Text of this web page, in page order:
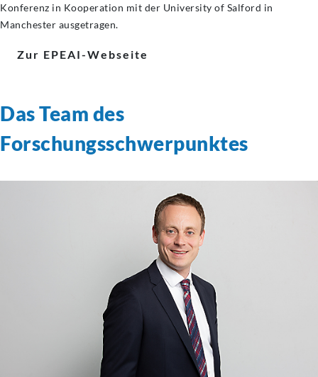
Konferenz in Kooperation mit der University of Salford in
Manchester ausgetragen.
Zur EPEAI-Webseite
Das Team des
Forschungsschwerpunktes